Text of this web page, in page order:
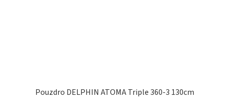
Pouzdro DELPHIN ATOMA Triple 360-3 130cm